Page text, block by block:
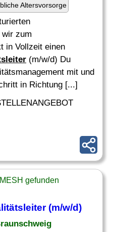
Altersvorsorge
wir zum
in Vollzeit einen
(m/w/d) Du
mit und
in Richtung [...]
gefunden
(m/w/d)